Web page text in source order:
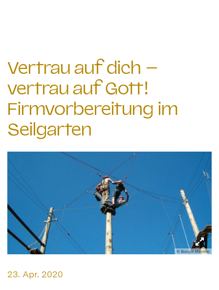
Vertrau auf dich –
vertrau auf Gott!
Firmvorbereitung im
Seilgarten
© Bistum Münster
Datum:
23. Apr. 2020